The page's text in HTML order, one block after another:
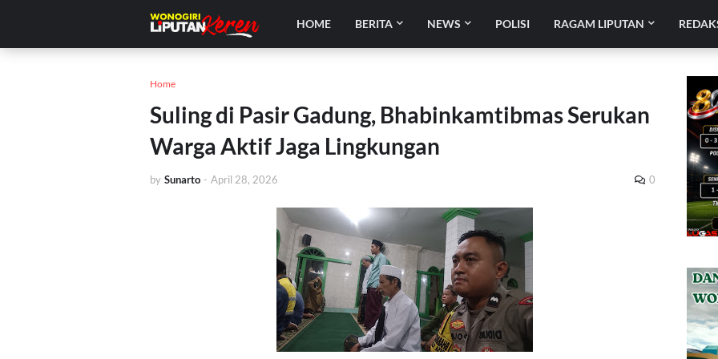
HOME BERITA NEWS POLISI RAGAM LIPUTAN
Home
Suling di Pasir Gadung, Bhabinkamtibmas Serukan
Warga Aktif Jaga Lingkungan
by Sunarto - April 28, 2026 0